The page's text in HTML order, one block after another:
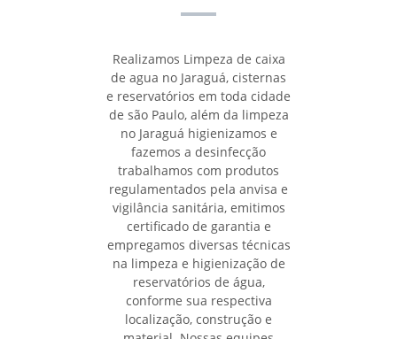
Realizamos Limpeza de caixa
de agua no Jaraguá, cisternas
e reservatórios em toda cidade
de são Paulo, além da limpeza
no Jaraguá higienizamos e
fazemos a desinfecção
trabalhamos com produtos
regulamentados pela anvisa e
vigilância sanitária, emitimos
certificado de garantia e
empregamos diversas técnicas
na limpeza e higienização de
reservatórios de água,
conforme sua respectiva
localização, construção e